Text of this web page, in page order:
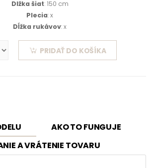
Dlžka šiat: 150 cm
Plecia: x
Dĺžka rukávov: x
PRIDAŤ DO KOŠÍKA
AKO TO FUNGUJE
A VRÁTENIE TOVARU